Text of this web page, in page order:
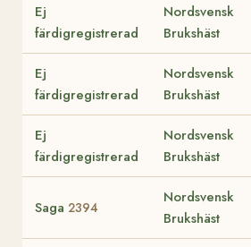
Ej
färdigregistrerad
Nordsvensk
Brukshäst
Ej
färdigregistrerad
Nordsvensk
Brukshäst
Ej
färdigregistrerad
Nordsvensk
Brukshäst
Saga 2394
Nordsvensk
Brukshäst